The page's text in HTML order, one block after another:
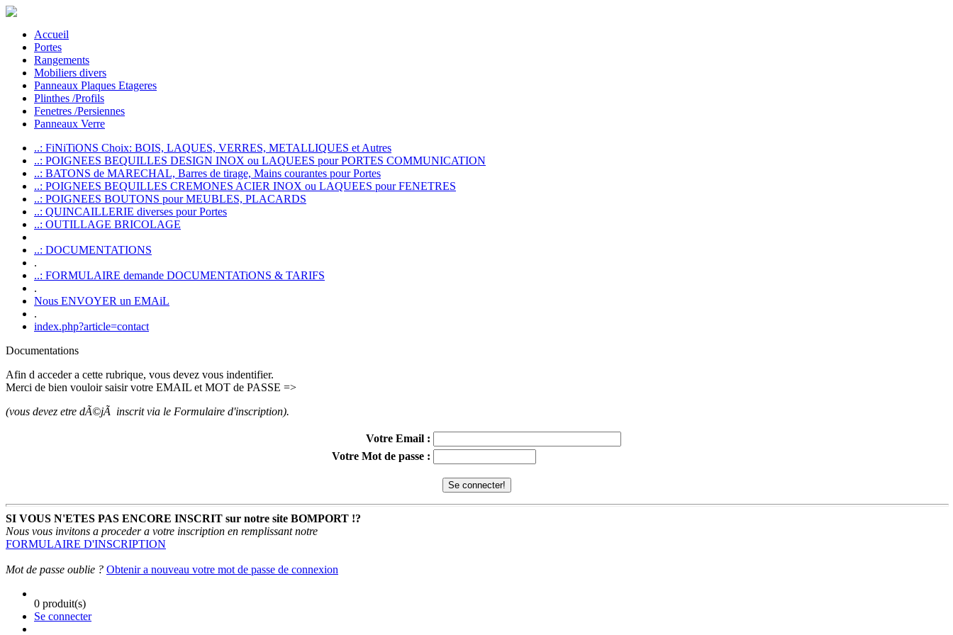
Accueil
Portes
Rangements
Mobiliers divers
Panneaux Plaques Etageres
Plinthes /Profils
Fenetres /Persiennes
Panneaux Verre
..: FiNiTiONS Choix: BOIS, LAQUES, VERRES, METALLIQUES et Autres
..: POIGNEES BEQUILLES DESIGN INOX ou LAQUEES pour PORTES COMMUNICATION
..: BATONS de MARECHAL, Barres de tirage, Mains courantes pour Portes
..: POIGNEES BEQUILLES CREMONES ACIER INOX ou LAQUEES pour FENETRES
..: POIGNEES BOUTONS pour MEUBLES, PLACARDS
..: QUINCAILLERIE diverses pour Portes
..: OUTILLAGE BRICOLAGE
..: DOCUMENTATIONS
.
..: FORMULAIRE demande DOCUMENTATiONS & TARIFS
.
Nous ENVOYER un EMAiL
.
index.php?article=contact
Documentations
Afin d acceder a cette rubrique, vous devez vous indentifier.
Merci de bien vouloir saisir votre EMAIL et MOT de PASSE =>
(vous devez etre dÃ©jÃ inscrit via le Formulaire d'inscription).
Votre Email :
Votre Mot de passe :
SI VOUS N'ETES PAS ENCORE INSCRIT sur notre site BOMPORT !?
Nous vous invitons a proceder a votre inscription en remplissant notre
FORMULAIRE D'INSCRIPTION
Mot de passe oublie ? Obtenir a nouveau votre mot de passe de connexion
0 produit(s)
Se connecter